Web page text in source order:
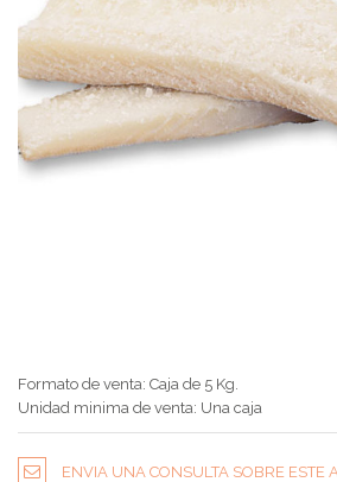
Formato de venta: Caja de 5 Kg.
Unidad minima de venta: Una caja
ENVIA UNA CONSULTA SOBRE ESTE